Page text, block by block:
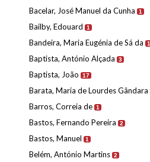
Bacelar, José Manuel da Cunha 1
Bailby, Edouard 1
Bandeira, Maria Eugénia de Sá da 1
Baptista, António Alçada 3
Baptista, João 17
Barata, Maria de Lourdes Gândara
Barros, Correia de 1
Bastos, Fernando Pereira 2
Bastos, Manuel 1
Belém, António Martins 2